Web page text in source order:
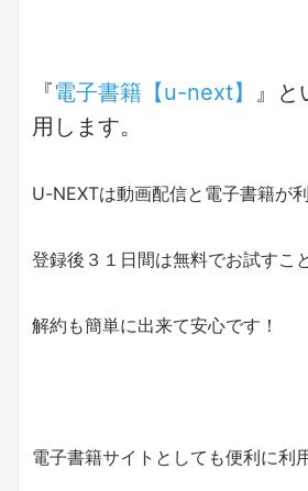
『電子書籍【u-next】 』と
用します。
U-NEXTは動画配信と電子書籍が
登録後３１日間は無料でお試すこ
解約も簡単に出来て安心です！
電子書籍サイトとしても便利に利